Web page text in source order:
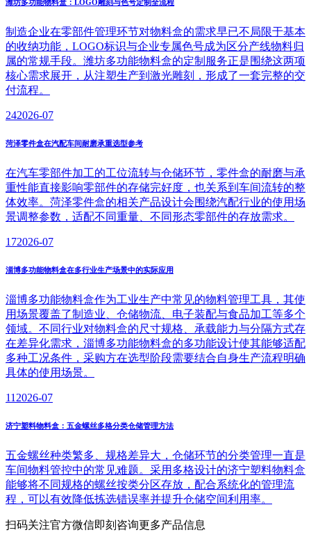
潍坊多功能物料盒：LOGO雕刻与色号定制全流程
制造企业在零部件管理环节对物料盒的需求早已不局限于基本
的收纳功能，LOGO标识与企业专属色号成为区分产线物料归
属的常规手段。潍坊多功能物料盒的定制服务正是围绕这两项
核心需求展开，从注塑生产到激光雕刻，形成了一套完整的交
付流程。
242026-07
菏泽零件盒在汽配车间耐磨承重选型参考
在汽车零部件加工的工位流转与仓储环节，零件盒的耐磨与承
重性能直接影响零部件的存储完好度，也关系到车间流转的整
体效率。菏泽零件盒的相关产品设计会围绕汽配行业的使用场
景调整参数，适配不同重量、不同形态零部件的存放需求。
172026-07
淄博多功能物料盒在多行业生产场景中的实际应用
淄博多功能物料盒作为工业生产中常见的物料管理工具，其使
用场景覆盖了制造业、仓储物流、电子装配与食品加工等多个
领域。不同行业对物料盒的尺寸规格、承载能力与分隔方式存
在差异化需求，淄博多功能物料盒的多功能设计使其能够适配
多种工况条件，采购方在选型阶段需要结合自身生产流程明确
具体的使用场景。
11 2026-07
济宁塑料物料盒：五金螺丝多格分类仓储管理方法
五金螺丝种类繁多、规格差异大，仓储环节的分类管理一直是
车间物料管控中的常见难题。采用多格设计的济宁塑料物料盒
能够将不同规格的螺丝按类分区存放，配合系统化的管理流
程，可以有效降低拣选错误率并提升仓储空间利用率。
扫码关注官方微信即刻咨询更多产品信息